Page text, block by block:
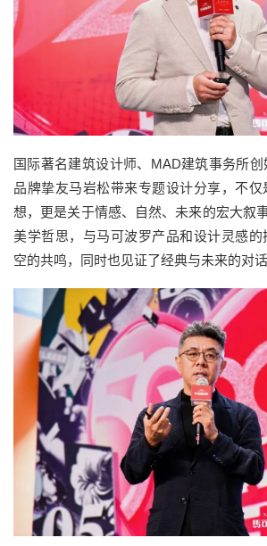
国际著名建筑设计师、MAD建筑事务所
品牌挚友马岩松带来专题设计分享，不
想，更是关于情感、自然、未来的宏大叙
美学哲思，与马可波罗产品和设计灵感
空的共鸣，同时也见证了经典与未来的对话